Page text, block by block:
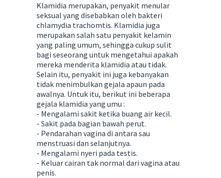
Klamidia merupakan, penyakit menular
seksual yang disebabkan oleh bakteri
chlamydia trachomtis. Klamidia juga
merupakan salah satu penyakit kelamin
yang paling umum, sehingga cukup sulit
bagi seseorang untuk mengetahui apakah
mereka menderita klamidia atau tidak.
Selain itu, penyakit ini juga kebanyakan
tidak menimbulkan gejala apaun pada
awalnya. Untuk itu, berikut ini beberapa
gejala klamidia yang umu :
- Mengalami sakit ketika buang air kecil.
- Sakit pada bagian bawah perut.
- Pendarahan vagina di antara sau
menstruasi dan selanjutnya.
- Mengalami nyeri pada testis.
- Keluar cairan tak normal dari vagina atau
penis.